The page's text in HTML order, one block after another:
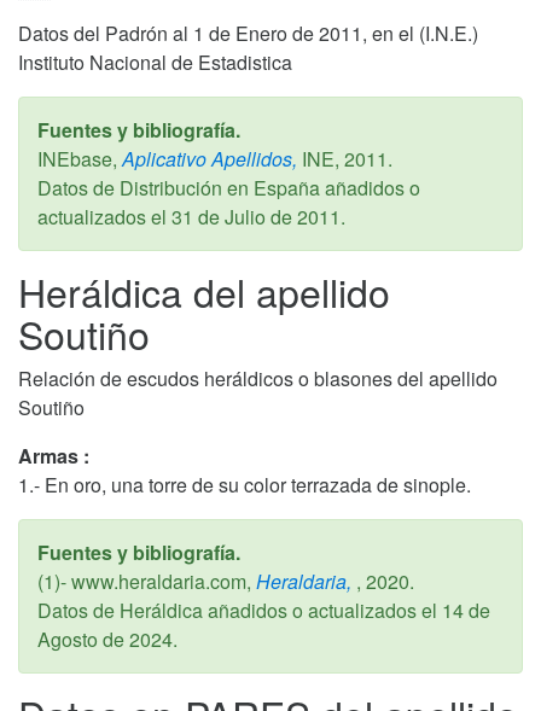
Datos del Padrón al 1 de Enero de 2011, en el (I.N.E.)
Instituto Nacional de Estadistica
Fuentes y bibliografía.
INEbase, Aplicativo Apellidos, INE, 2011.
Datos de Distribución en España añadidos o
actualizados el 31 de Julio de 2011.
Heráldica del apellido
Soutiño
Relación de escudos heráldicos o blasones del apellido
Soutiño
Armas :
1.- En oro, una torre de su color terrazada de sinople.
Fuentes y bibliografía.
(1)- www.heraldaria.com, Heraldaria, , 2020.
Datos de Heráldica añadidos o actualizados el 14 de
Agosto de 2024.